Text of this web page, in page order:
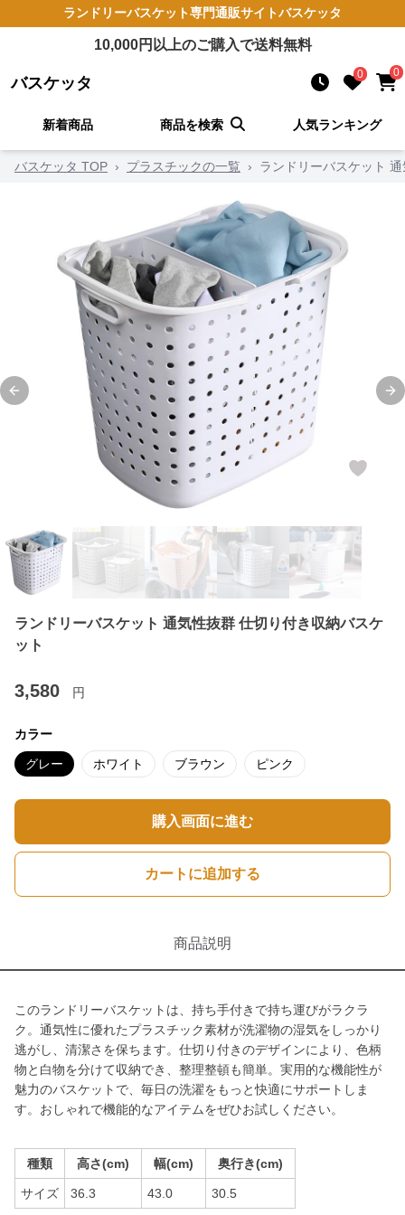
ランドリーバスケット専門通販サイトバスケッタ
10,000円以上のご購入で送料無料
バスケッタ 0 0
新着商品 商品を検索 人気ランキング
バスケッタ TOP › プラスチックの一覧 › ランドリーバスケット
Previous slide
ランドリーバスケット 通気性抜群 仕切り付き収納バスケ
ット
3,580 円
カラー
グレー ホワイト ブラウン ピンク
購入画面に進む
カートに追加する
商品説明
このランドリーバスケットは、持ち手付きで持ち運びがラクラ
ク。通気性に優れたプラスチック素材が洗濯物の湿気をしっかり
逃がし、清潔さを保ちます。仕切り付きのデザインにより、色柄
物と白物を分けて収納でき、整理整頓も簡単。実用的な機能性が
魅力のバスケットで、毎日の洗濯をもっと快適にサポートしま
す。おしゃれで機能的なアイテムをぜひお試しください。
種類 高さ(cm) 幅(cm) 奥行き(cm)
サイズ 36.3 43.0 30.5